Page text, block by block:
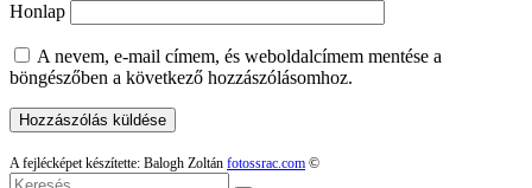
Honlap
A nevem, e-mail címem, és weboldalcímem mentése a
böngészőben a következő hozzászólásomhoz.
A fejlécképet készítette: Balogh Zoltán fotossrac.com ©